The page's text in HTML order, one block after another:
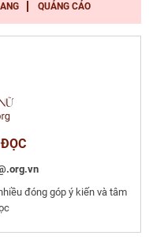
QUẢNG CÁO
đóng góp ý kiến và tâm